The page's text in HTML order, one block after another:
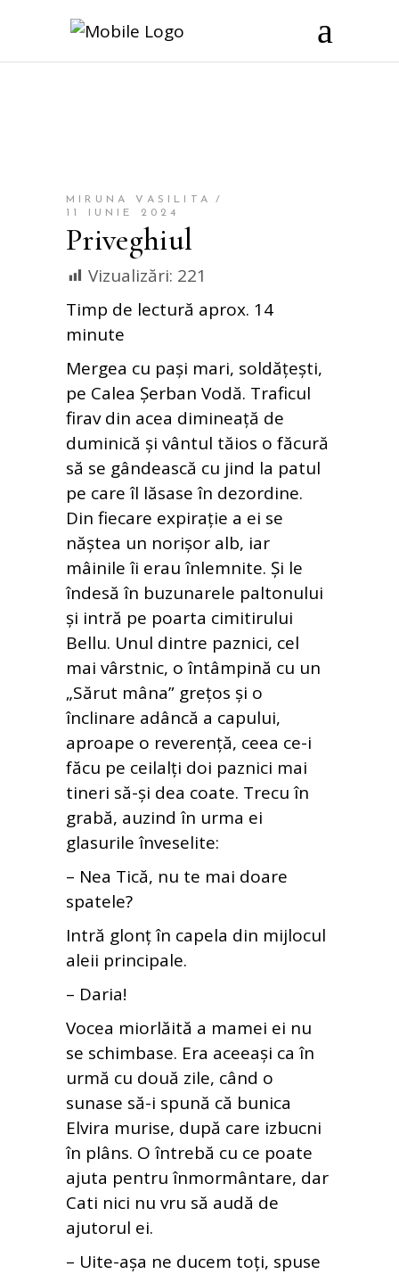
MIRUNA VASILITA
11 IUNIE 2024
Priveghiul
Vizualizări: 221
Timp de lectură aprox. 14
minute
Mergea cu pași mari, soldățești,
pe Calea Șerban Vodă. Traficul
firav din acea dimineață de
duminică și vântul tăios o făcură
să se gândească cu jind la patul
pe care îl lăsase în dezordine.
Din fiecare expirație a ei se
năștea un norișor alb, iar
mâinile îi erau înlemnite. Și le
îndesă în buzunarele paltonului
și intră pe poarta cimitirului
Bellu. Unul dintre paznici, cel
mai vârstnic, o întâmpină cu un
„Sărut mâna” grețos și o
înclinare adâncă a capului,
aproape o reverență, ceea ce-i
făcu pe ceilalți doi paznici mai
tineri să-și dea coate. Trecu în
grabă, auzind în urma ei
glasurile înveselite:
– Nea Tică, nu te mai doare
spatele?
Intră glonț în capela din mijlocul
aleii principale.
– Daria!
Vocea miorlăită a mamei ei nu
se schimbase. Era aceeași ca în
urmă cu două zile, când o
sunase să-i spună că bunica
Elvira murise, după care izbucni
în plâns. O întrebă cu ce poate
ajuta pentru înmormântare, dar
Cati nici nu vru să audă de
ajutorul ei.
– Uite-așa ne ducem toți, spuse